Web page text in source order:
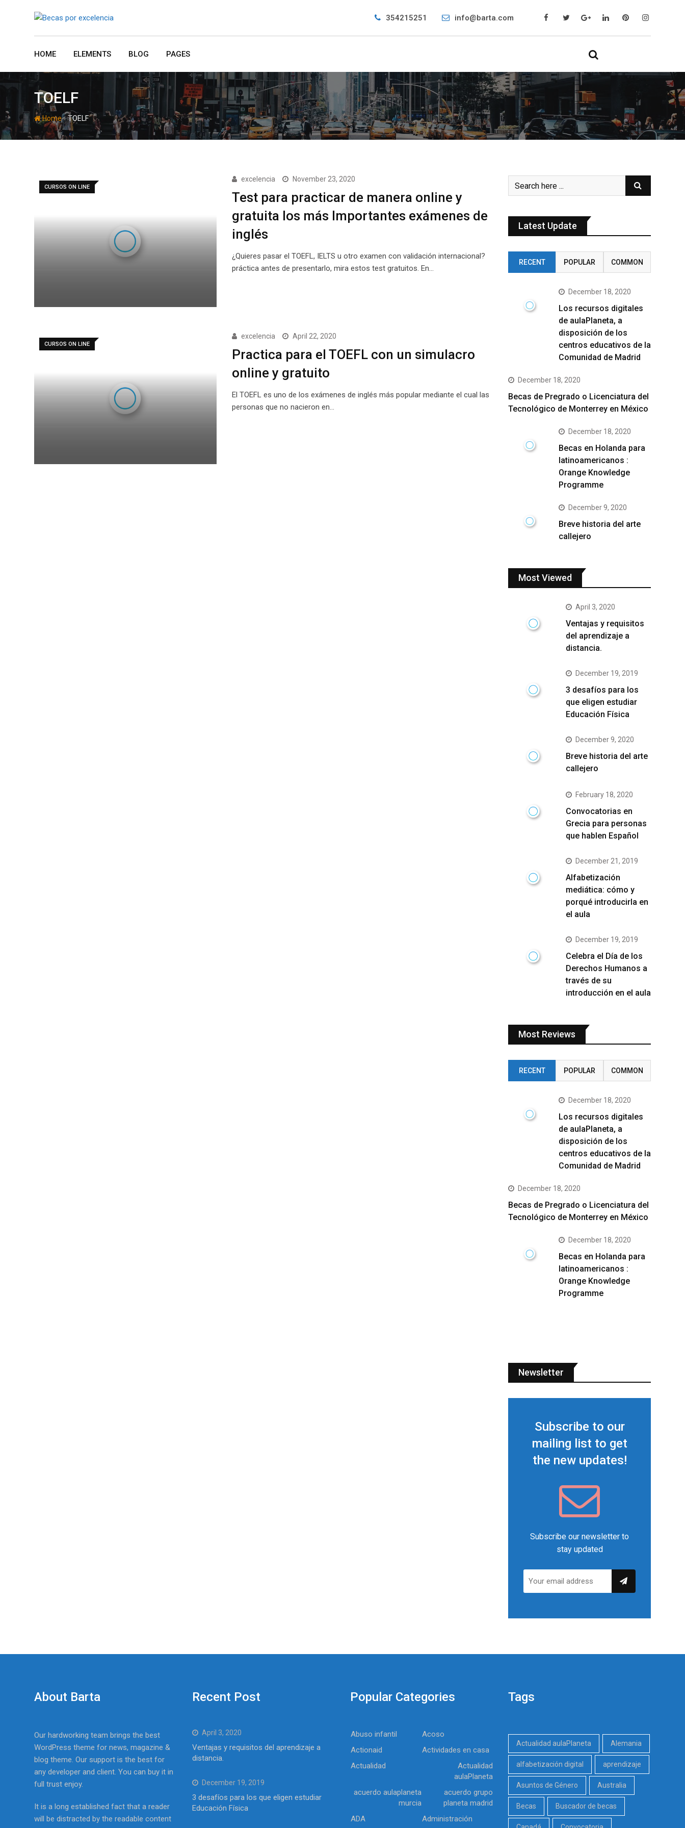
354215251 info@barta.com
HOME ELEMENTS BLOG PAGES
TOELF
Home-TOELF
CURSOS ON LINE
excelencia November 23, 2020
Test para practicar de manera online y
gratuita los más Importantes exámenes de
inglés
¿Quieres pasar el TOEFL, IELTS u otro examen con validación internacional?
práctica antes de presentarlo, mira estos test gratuitos. En…
CURSOS ON LINE
excelencia April 22, 2020
Practica para el TOEFL con un simulacro
online y gratuito
El TOEFL es uno de los exámenes de inglés más popular mediante el cual las
personas que no nacieron en…
Latest Update
RECENT POPULAR COMMON
December 18, 2020
Los recursos digitales
de aulaPlaneta, a
disposición de los
centros educativos de la
Comunidad de Madrid
December 18, 2020
Becas de Pregrado o Licenciatura del
Tecnológico de Monterrey en México
December 18, 2020
Becas en Holanda para
latinoamericanos :
Orange Knowledge
Programme
December 9, 2020
Breve historia del arte
callejero
Most Viewed
April 3, 2020
Ventajas y requisitos
del aprendizaje a
distancia.
December 19, 2019
3 desafíos para los
que eligen estudiar
Educación Física
December 9, 2020
Breve historia del arte
callejero
February 18, 2020
Convocatorias en
Grecia para personas
que hablen Español
December 21, 2019
Alfabetización
mediática: cómo y
porqué introducirla en
el aula
December 19, 2019
Celebra el Día de los
Derechos Humanos a
través de su
introducción en el aula
Most Reviews
RECENT POPULAR COMMON
December 18, 2020
Los recursos digitales
de aulaPlaneta, a
disposición de los
centros educativos de la
Comunidad de Madrid
December 18, 2020
Becas de Pregrado o Licenciatura del
Tecnológico de Monterrey en México
December 18, 2020
Becas en Holanda para
latinoamericanos :
Orange Knowledge
Programme
Newsletter
Subscribe to our
mailing list to get
the new updates!
Subscribe our newsletter to
stay updated
About Barta
Our hardworking team brings the best
WordPress theme for news, magazine &
blog theme. Our support is the best for
any developer and client. You can buy it in
full trust enjoy.
It is a long established fact that a reader
will be distracted by the readable content
Recent Post
April 3, 2020
Ventajas y requisitos del aprendizaje a
distancia.
December 19, 2019
3 desafíos para los que eligen estudiar
Educación Física
Popular Categories
Abuso infantil
Acoso
Actionaid
Actividades en casa
Actualidad
Actualidad
aulaPlaneta
acuerdo aulaplaneta
murcia
acuerdo grupo
planeta madrid
ADA
Administración
Tags
Actualidad aulaPlaneta Alemania
alfabetización digital aprendizaje
Asuntos de Género Australia
Becas Buscador de becas